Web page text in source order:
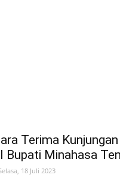
Terima
Bupati Minahasa
18 Juli 2023